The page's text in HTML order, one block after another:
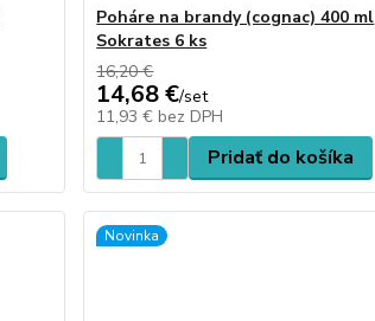
Poháre na brandy (cognac) 400 ml
Sokrates 6 ks
16,20 €
14,68 €/set
11,93 € bez DPH
Pridať do košíka
Novinka